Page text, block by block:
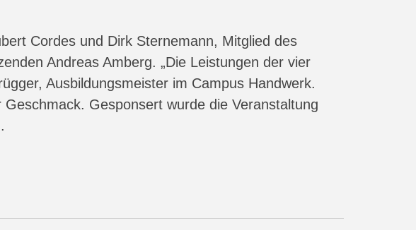
Cordes und Dirk Sternemann, Mitglied des
Andreas Amberg. „Die Leistungen der vier
Ausbildungsmeister im Campus Handwerk.
Gesponsert wurde die Veranstaltung